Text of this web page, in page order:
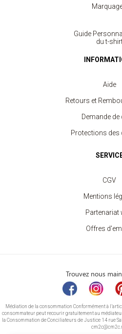
Guide
du t-
Aide
Retours et
Demande de
Protections des
CGV
Mentions
Partenariat
Offres
Trouvez nous
Médiation de la consommation Conformément à
consommateur peut recourir gratuitement au
la Consommation de Conciliateurs de Justice 14 rue